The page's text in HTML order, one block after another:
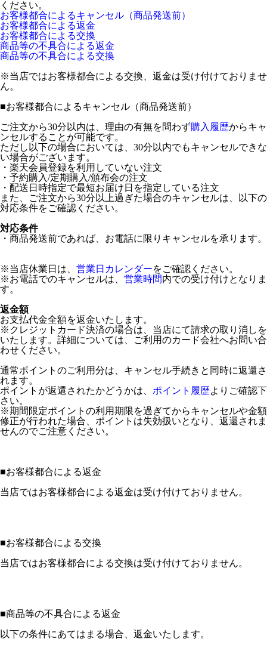
ください。
お客様都合によるキャンセル（商品発送前）
お客様都合による返金
お客様都合による交換
商品等の不具合による返金
商品等の不具合による交換
※当店ではお客様都合による交換、返金は受け付けておりませ
ん。
■お客様都合によるキャンセル（商品発送前）
ご注文から30分以内は、理由の有無を問わず購入履歴からキャ
ンセルすることが可能です。
ただし以下の場合においては、30分以内でもキャンセルできな
い場合がございます。
・楽天会員登録を利用していない注文
・予約購入/定期購入/頒布会の注文
・配送日時指定で最短お届け日を指定している注文
また、ご注文から30分以上過ぎた場合のキャンセルは、以下の
対応条件をご確認ください。
対応条件
・商品発送前であれば、お電話に限りキャンセルを承ります。
※当店休業日は、 営業日カレンダーをご確認ください。
※お電話でのキャンセルは、 営業時間内での受け付けとなりま
す。
返金額
お支払代金全額を返金いたします。
※クレジットカード決済の場合は、当店にて請求の取り消しを
いたします。詳細については、ご利用のカード会社へお問い合
わせください。
通常ポイントのご利用分は、キャンセル手続きと同時に返還さ
れます。
ポイントが返還されたかどうかは、 ポイント履歴よりご確認下
さい。
※期間限定ポイントの利用期限を過ぎてからキャンセルや金額
修正が行われた場合、ポイントは失効扱いとなり、返還されま
せんのでご注意ください。
■お客様都合による返金
当店ではお客様都合による返金は受け付けておりません。
■お客様都合による交換
当店ではお客様都合による交換は受け付けておりません。
■商品等の不具合による返金
以下の条件にあてはまる場合、返金いたします。